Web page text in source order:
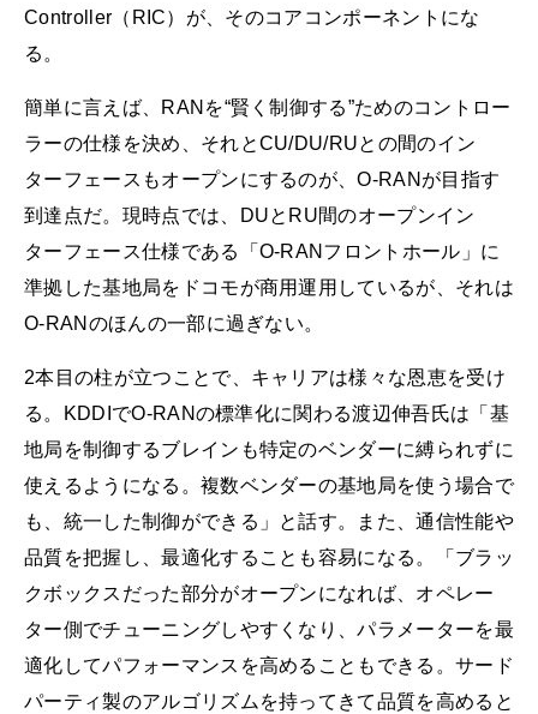
Controller（RIC）が、そのコアコンポーネントにな
る。
簡単に言えば、RANを“賢く制御する”ためのコントロー
ラーの仕様を決め、それとCU/DU/RUとの間のイン
ターフェースもオープンにするのが、O-RANが目指す
到達点だ。現時点では、DUとRU間のオープンイン
ターフェース仕様である「O-RANフロントホール」に
準拠した基地局をドコモが商用運用しているが、それは
O-RANのほんの一部に過ぎない。
2本目の柱が立つことで、キャリアは様々な恩恵を受け
る。KDDIでO-RANの標準化に関わる渡辺伸吾氏は「基
地局を制御するブレインも特定のベンダーに縛られずに
使えるようになる。複数ベンダーの基地局を使う場合で
も、統一した制御ができる」と話す。また、通信性能や
品質を把握し、最適化することも容易になる。「ブラッ
クボックスだった部分がオープンになれば、オペレー
ター側でチューニングしやすくなり、パラメーターを最
適化してパフォーマンスを高めることもできる。サード
パーティ製のアルゴリズムを持ってきて品質を高めると